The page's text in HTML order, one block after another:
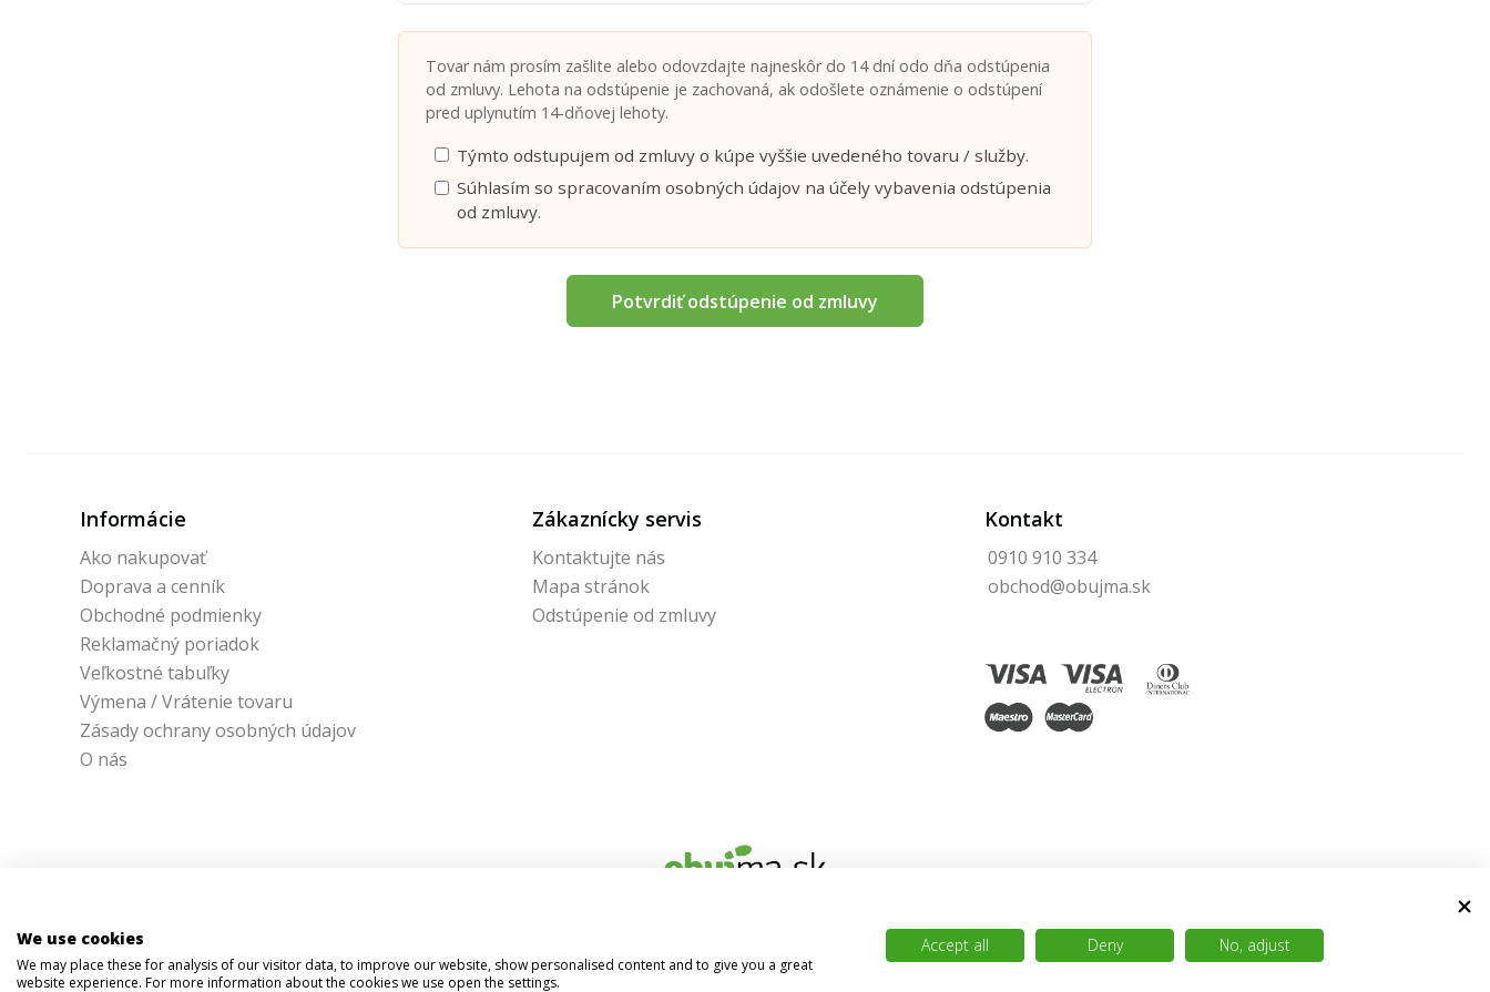
Tovar nám prosím zašlite alebo odovzdajte najneskôr do 14 dní odo dňa odstúpenia
od zmluvy. Lehota na odstúpenie je zachovaná, ak odošlete oznámenie o odstúpení
pred uplynutím 14-dňovej lehoty.
Týmto odstupujem od zmluvy o kúpe vyššie uvedeného tovaru / služby.
Súhlasím so spracovaním osobných údajov na účely vybavenia odstúpenia
od zmluvy.
Informácie
Ako nakupovať
Doprava a cenník
Obchodné podmienky
Reklamačný poriadok
Veľkostné tabuľky
Výmena / Vrátenie tovaru
Zásady ochrany osobných údajov
O nás
Zákaznícky servis
Kontaktujte nás
Mapa stránok
Odstúpenie od zmluvy
Kontakt
0910 910 334
obchod@obujma.sk
VytvorilBAJAN
We use cookies
We may place these for analysis of our visitor data, to improve our website, show personalised content and to give you a great
website experience. For more information about the cookies we use open the settings.
Accept all Deny No, adjust